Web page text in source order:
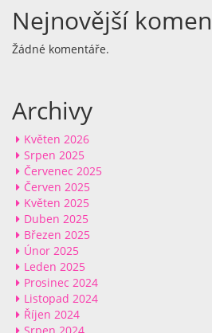
Nejnovější
Žádné komentáře.
Archivy
Květen 2026
Srpen 2025
Červenec 2025
Červen 2025
Květen 2025
Duben 2025
Březen 2025
Únor 2025
Leden 2025
Prosinec 2024
Listopad 2024
Říjen 2024